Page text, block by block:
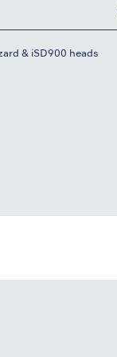
& iSD900 heads